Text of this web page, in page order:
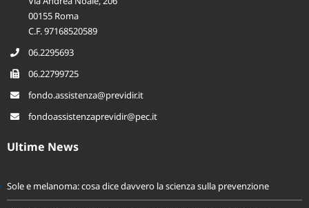
Via Andrea Noale, 206
00155 Roma
C.F. 97168520589
06.2295693
06.22799725
fondo.assistenza@previdir.it
fondoassistenzaprevidir@pec.it
Ultime News
Sole e melanoma: cosa dice davvero la scienza sulla prevenzione